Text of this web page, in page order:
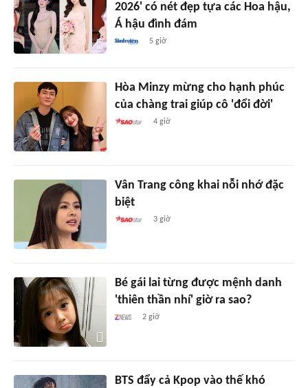
2026' có nét đẹp tựa các Hoa hậu,
Á hậu đình đám
5 giờ
Hòa Minzy mừng cho hạnh phúc
của chàng trai giúp cô 'đổi đời'
4 giờ
Vân Trang công khai nỗi nhớ đặc
biệt
3 giờ
Bé gái lai từng được mệnh danh
'thiên thần nhí' giờ ra sao?
2 giờ
BTS đẩy cả Kpop vào thế khó